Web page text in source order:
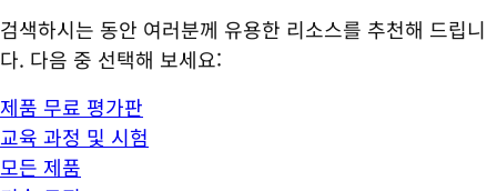
검색하시는 동안 여러분께 유용한 리소스를 추천해 드립니
다. 다음 중 선택해 보세요:
제품 무료 평가판
교육 과정 및 시험
모든 제품